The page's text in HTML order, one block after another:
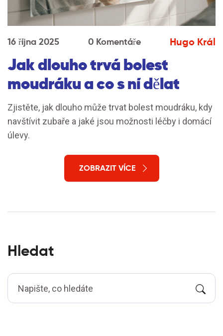
16 října 2025 0 Komentáře Hugo Král
Jak dlouho trvá bolest
moudráku a co s ní dělat
Zjistěte, jak dlouho může trvat bolest moudráku, kdy
navštívit zubaře a jaké jsou možnosti léčby i domácí
úlevy.
ZOBRAZIT VÍCE
Hledat